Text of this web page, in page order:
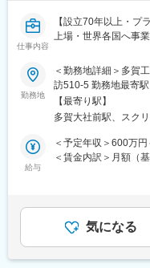
■当社の特徴：
（1）世界トップレ
野で活躍する中堅塗
（2）充実した福利厚
当・家族手当など、
す。
高・当期純利益は安
自己資本比率でも、
仕事内容
【設立70年以上・プ
上場・世界各国へ事
■業務内容：
ディスプレイ分野で
らに新領域分野(次世
向けた製品開発を推
値な製品を出し続け
コア技術の育成、強
術探索含む)
・新製品の開発段階
勤務地
＜勤務地詳細＞多賀
訪510-5 勤務地最寄
対策：屋内全面禁煙
【最寄り駅】
多賀大社前駅、スク
給与
＜予定年収＞600万
＜賃金内訳＞月額（
除く）に対する手当
金額であり、選考を
は固定手当を含めた
気になる